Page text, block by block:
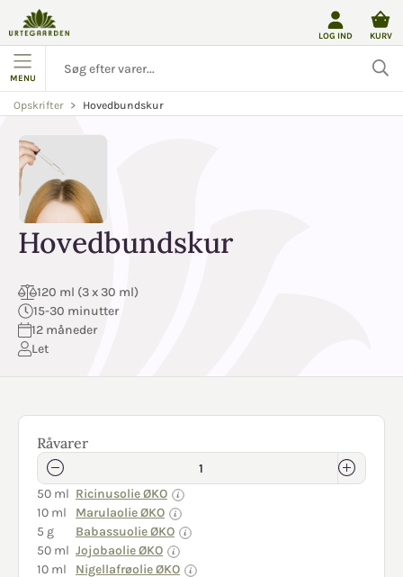
LOG IND KURV
MENU
Opskrifter Hovedbundskur
Hovedbundskur
120 ml (3 x 30 ml)
15-30 minutter
12 måneder
Let
Råvarer
50 ml Ricinusolie ØKO
10 ml
Marulaolie ØKO
5 g
Babassuolie ØKO
50 ml Jojobaolie ØKO
10 ml
Nigellafrøolie ØKO